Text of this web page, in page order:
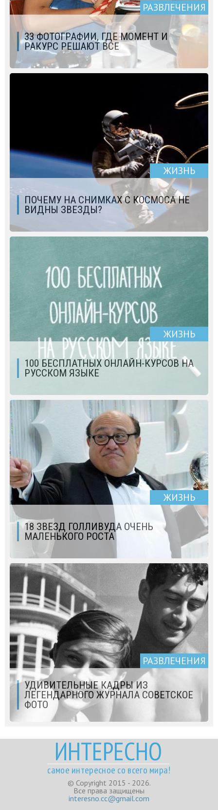
РАЗВЛЕЧЕНИЯ
33 ФОТОГРАФИИ, ГДЕ МОМЕНТ И
РАКУРС РЕШАЮТ ВСЕ
ЖИЗНЬ
ПОЧЕМУ НА СНИМКАХ С КОСМОСА НЕ
ВИДНЫ ЗВЕЗДЫ?
ЖИЗНЬ
100 БЕСПЛАТНЫХ ОНЛАЙН-КУРСОВ НА
РУССКОМ ЯЗЫКЕ
ЖИЗНЬ
18 ЗВЕЗД ГОЛЛИВУДА ОЧЕНЬ
МАЛЕНЬКОГО РОСТА
РАЗВЛЕЧЕНИЯ
УДИВИТЕЛЬНЫЕ КАДРЫ ИЗ
ЛЕГЕНДАРНОГО ЖУРНАЛА СОВЕТСКОЕ
ФОТО
ИНТЕРЕСНО
самое интересное со всего мира!
© Copyright 2015 - 2026.
Все права защищены
interesno.cc@gmail.com